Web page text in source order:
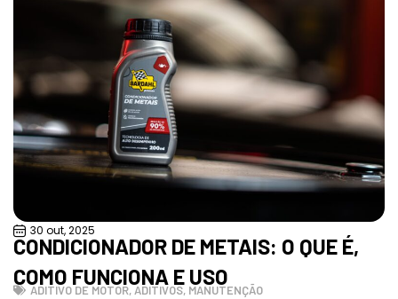
30 out, 2025
CONDICIONADOR DE METAIS: O QUE É,
COMO FUNCIONA E USO
ADITIVO DE MOTOR, ADITIVOS, MANUTENÇÃO